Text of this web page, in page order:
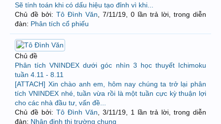
Sẽ tính toán khi có dấu hiệu tạo đỉnh vì khi...
Chủ đề bởi: Tô Đình Văn 7/11/19 , 0 lần trả lời, trong diễn
đàn: Phân tích cổ phiếu
Chủ đề
Phân tích VNINDEX dưới góc nhìn 3 học thuyết Ichimoku
tuần 4.11 - 8.11
[ATTACH] Xin chào anh em, hôm nay chúng ta trở lại phân
tích VNINDEX nhé, tuần vừa rồi là một tuần cực kỳ thuận lợi
cho các nhà đầu tư, vấn đề...
Chủ đề bởi: Tô Đình Văn 3/11/19 , 1 lần trả lời, trong diễn
đàn: Nhận định thị trường chung